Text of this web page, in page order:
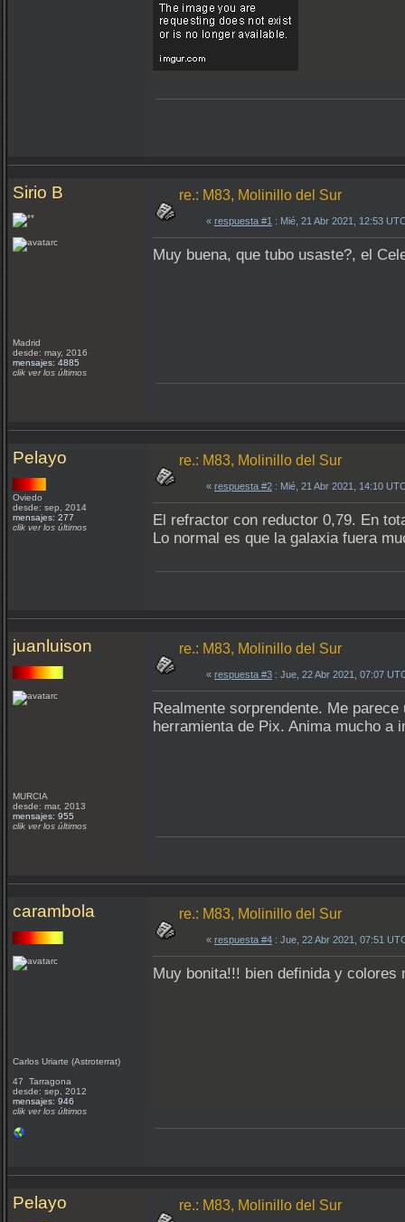
Sirio B
Madrid
desde: may, 2016
mensajes: 4885
clik ver los últimos
re.: M83, Molinillo del Sur
« respuesta #1 : Mié, 21 Abr 2021, 12:53
Muy buena, que tubo usaste?, el
Pelayo
Oviedo
desde: sep, 2014
mensajes: 277
clik ver los últimos
re.: M83, Molinillo del Sur
« respuesta #2 : Mié, 21 Abr 2021, 14:10
El refractor con reductor 0,79. En
Lo normal es que la galaxia fuera
juanluison
MURCIA
desde: mar, 2013
mensajes: 955
clik ver los últimos
re.: M83, Molinillo del Sur
« respuesta #3 : Jue, 22 Abr 2021, 07:07
Realmente sorprendente. Me
herramienta de Pix. Anima mucho a
carambola
Carlos Uriarte (Astroterrat)
47 Tarragona
desde: sep, 2012
mensajes: 946
clik ver los últimos
re.: M83, Molinillo del Sur
« respuesta #4 : Jue, 22 Abr 2021, 07:51
Muy bonita!!! bien definida y
Pelayo re.: M83, Molinillo del Sur